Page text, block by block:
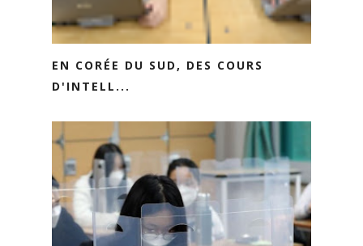
EN CORÉE DU SUD, DES COURS
D'INTELL...